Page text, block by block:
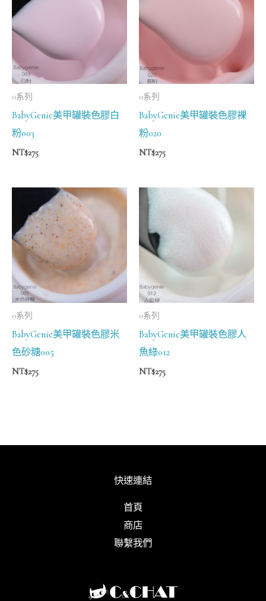
0系列
BabyGenie美甲罐裝色膠白
粉003
NT$275
0系列
BabyGenie美甲罐裝色膠裸
粉020
NT$275
0系列
BabyGenie美甲罐裝色膠米
色砂糖005
NT$275
0系列
BabyGenie美甲罐裝色膠人
魚綠012
NT$275
快速連結
首頁
商店
聯繫我們